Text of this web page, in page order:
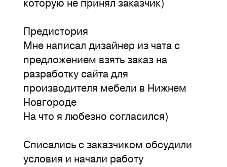
Предистория
Мне написал дизайнер из чата с
предложением взять заказ на
разработку сайта для
производителя мебели в Нижнем
Новгороде
На что я любезно согласился)
Списались с заказчиком обсудили
условия и начали работу